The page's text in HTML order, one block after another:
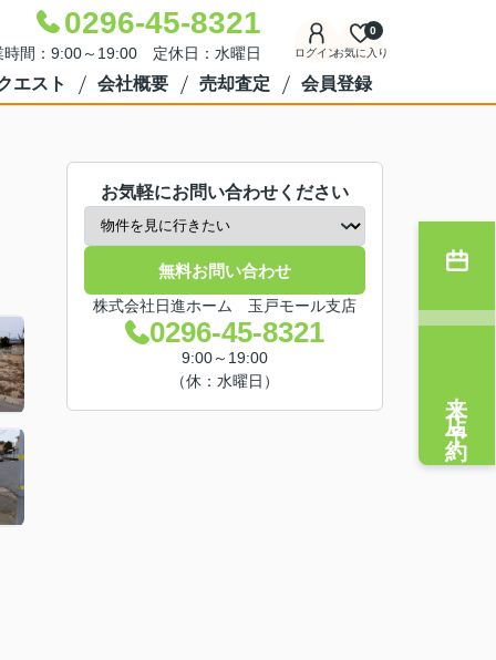
0296-45-8321
時間：9:00～19:00 定休日：水曜日 ログインお気に入り
0
エスト 会社概要 売却査定 会員登録
お気軽にお問い合わせください
無料お問い合わせ
株式会社日進ホーム 玉戸モール支店
0296-45-8321
9:00～19:00
（休：水曜日）
来店予約